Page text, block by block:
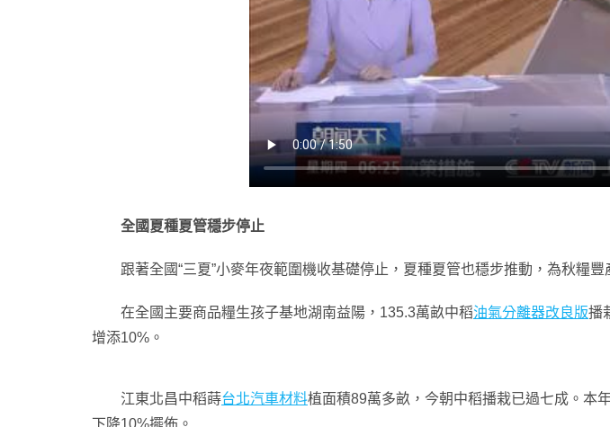
全國夏種夏管穩步停止
跟著全國“三夏”小麥年夜範圍機收基礎停止，夏種夏管也穩步推動，為秋糧豐
在全國主要商品糧生孩子基地湖南益陽，135.3萬畝中稻油氣分離器改良版播
增添10%。
江東北昌中稻蒔台北汽車材料植面積89萬多畝，今朝中稻播栽已過七成。本
下降10%擺佈。